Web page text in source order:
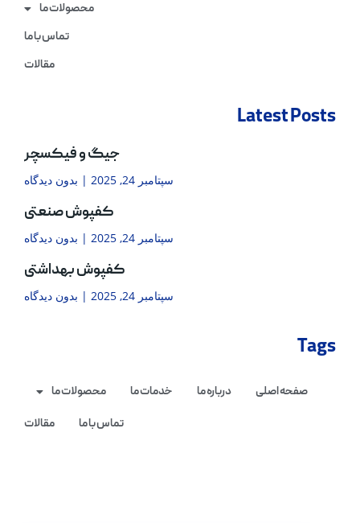
محصولات ما
تماس با ما
مقالات
Latest Posts
جیگ و فیکسچر
سپتامبر 24, 2025 بدون دیدگاه
کفپوش صنعتی
سپتامبر 24, 2025 بدون دیدگاه
کفپوش بهداشتی
سپتامبر 24, 2025 بدون دیدگاه
Tags
صفحه اصلی درباره ما خدمات ما
محصولات ما
تماس با ما
مقالات